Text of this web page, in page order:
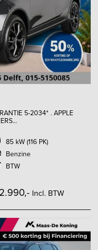
5-2034* . APPLE
85 kW (116 PK)
Benzine
BTW
Incl. BTW